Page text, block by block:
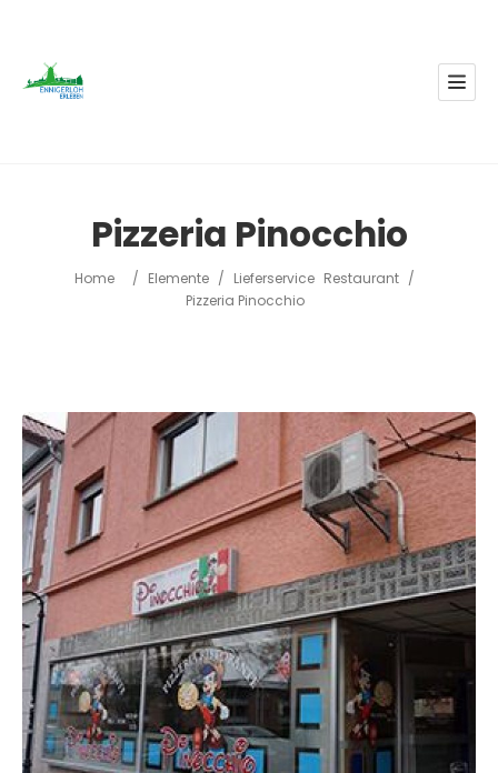
Pizzeria Pinocchio
Home / Elemente / Lieferservice Restaurant /
Pizzeria Pinocchio